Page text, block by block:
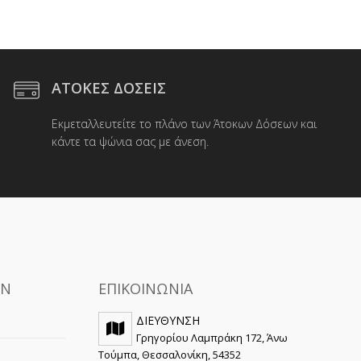
ΑΤΟΚΕΣ ΔΟΣΕΙΣ
Εκμεταλλευτείτε το πλάνο των Άτοκων Δόσεων και
κάντε τα ψώνια σας με άνεση.
ΕΠΙΚΟΙΝΩΝΙΑ
ΔΙΕΥΘΥΝΣΗ
Γρηγορίου Λαμπράκη 172, Άνω
Τούμπα, Θεσσαλονίκη, 54352